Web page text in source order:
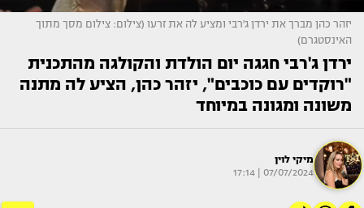
יזהר כהן מברך את ירדן ג'רבי ומציע לה את זרעו (צילום: צילום מסך מתוך
האינסטגרם)
ירדן ג'רבי חגגה יום הולדת והקולגה מהתכנית
"רוקדים עם כוכבים", יזהר כהן, הציע לה מתנה
משונה ומגונה במיוחד
מיקי לוין
07/07/2024 | 17:14